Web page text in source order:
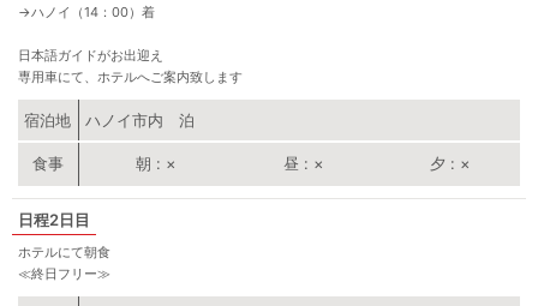
→ハノイ（14：00）着
日本語ガイドがお出迎え
専用車にて、ホテルへご案内致します
宿泊地 ハノイ市内 泊
朝 × 昼 × 夕 ×
2日目
ホテルにて朝食
≪終日フリー≫